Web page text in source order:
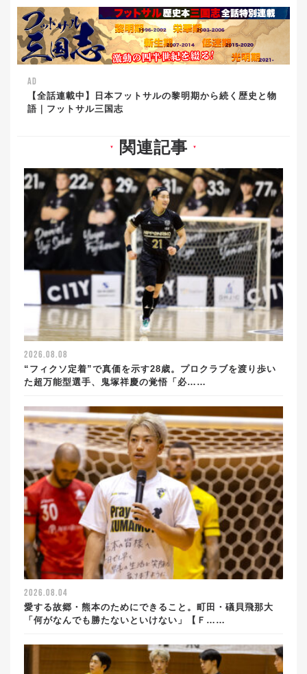
AD
【全話連載中】日本フットサルの黎明期から続く歴史と物
語｜フットサル三国志
▼ 関連記事 ▼
2026.08.08
“フィクソ定着”で真価を示す28歳。プロクラブを渡り歩い
た超万能型選手、鬼塚祥慶の覚悟「必……
2026.08.04
愛する故郷・熊本のためにできること。町田・礒貝飛那大
「何がなんでも勝たないといけない」【Ｆ……